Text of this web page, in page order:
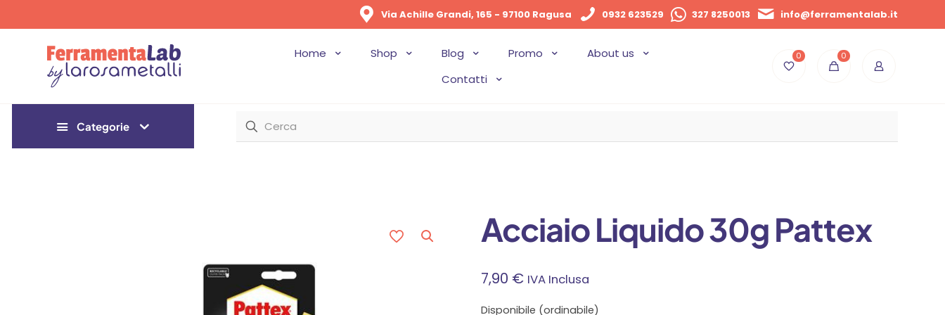
Via Achille Grandi, 165 - 97100 Ragusa 0932 623529 327 8250013 info@ferramentalab.it
Home Shop Blog Promo
About us
Contatti
0 0
Categorie
Acciaio Liquido 30g Pattex
7,90 € IVA Inclusa
Disponibile (ordinabile)